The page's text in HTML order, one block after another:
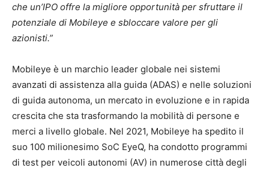
che un’IPO offre la migliore opportunità per sfruttare il
potenziale di Mobileye e sbloccare valore per gli
azionisti.”
Mobileye è un marchio leader globale nei sistemi
avanzati di assistenza alla guida (ADAS) e nelle soluzioni
di guida autonoma, un mercato in evoluzione e in rapida
crescita che sta trasformando la mobilità di persone e
merci a livello globale. Nel 2021, Mobileye ha spedito il
suo 100 milionesimo SoC EyeQ, ha condotto programmi
di test per veicoli autonomi (AV) in numerose città degli